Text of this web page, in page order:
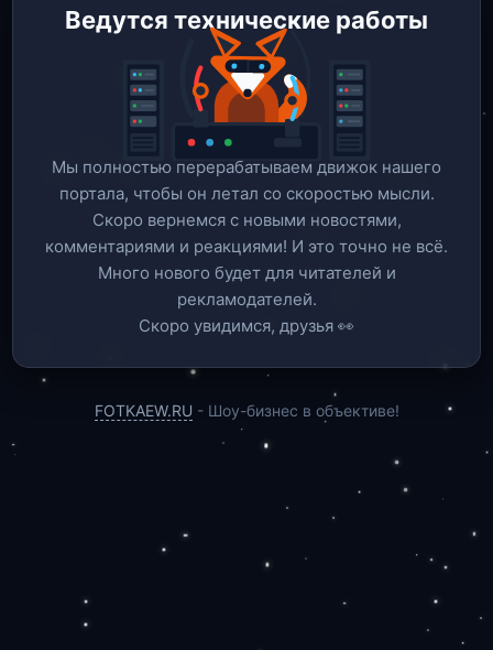
Ведутся технические работы
Мы полностью перерабатываем движок нашего
портала, чтобы он летал со скоростью мысли.
Скоро вернемся c новыми новостями,
комментариями и реакциями! И это точно не всё.
Много нового будет для читателей и
рекламодателей.
Скоро увидимся, друзья 👀
FOTKAEW.RU - Шоу-бизнес в объективе!